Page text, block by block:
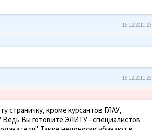
16.12.2011
16.12.2011
страничку, кроме курсантов ГЛАУ,
Ведь Вы готовите ЭЛИТУ - специалистов